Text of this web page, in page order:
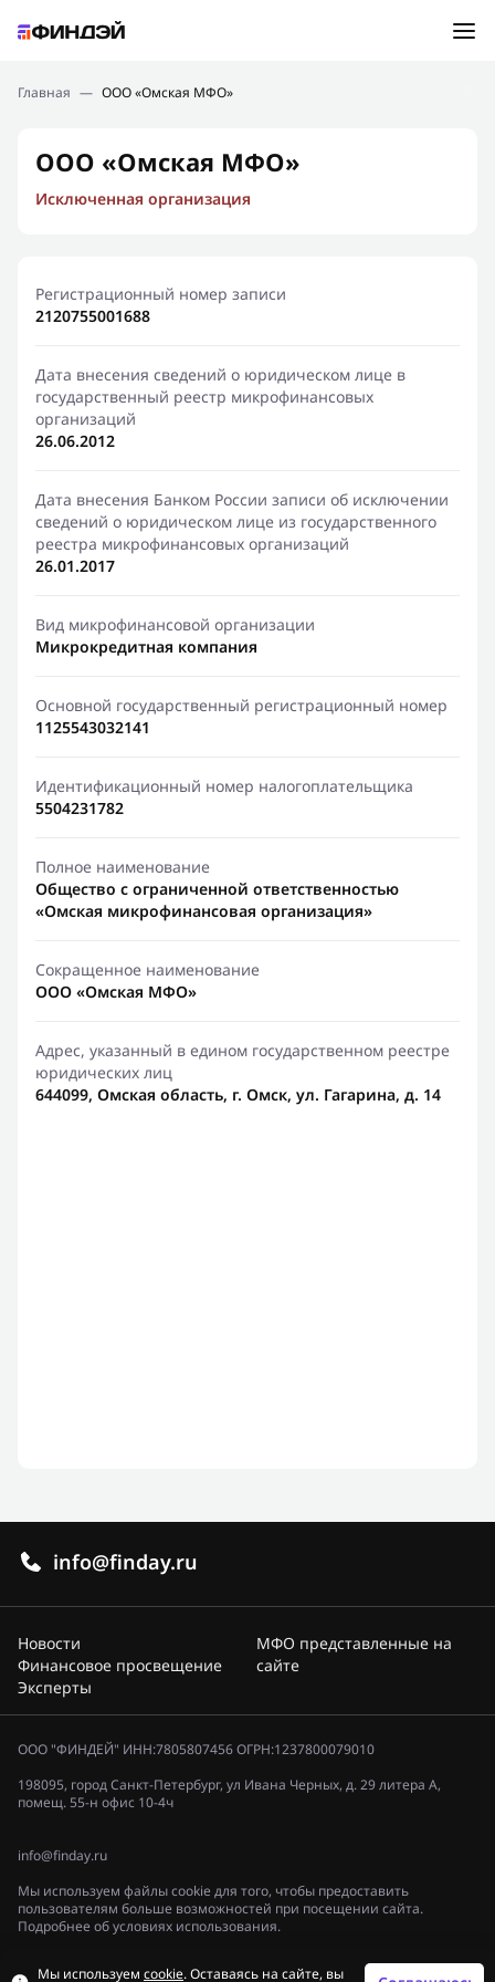
Подбор займа
Новости
Финансовое просвещение
Главная — ООО «Омская МФО»
ООО «Омская МФО»
Исключенная организация
Регистрационный номер записи
2120755001688
Дата внесения сведений о юридическом лице в
государственный реестр микрофинансовых
организаций
26.06.2012
Дата внесения Банком России записи об исключении
сведений о юридическом лице из государственного
реестра микрофинансовых организаций
26.01.2017
Вид микрофинансовой организации
Микрокредитная компания
Основной государственный регистрационный номер
1125543032141
Идентификационный номер налогоплательщика
5504231782
Полное наименование
Общество с ограниченной ответственностью
«Омская микрофинансовая организация»
Сокращенное наименование
ООО «Омская МФО»
Адрес, указанный в едином государственном реестре
юридических лиц
644099, Омская область, г. Омск, ул. Гагарина, д. 14
info@finday.ru
Новости
Финансовое просвещение
Эксперты
МФО представленные на
сайте
ООО "ФИНДЕЙ" ИНН:7805807456 ОГРН:1237800079010
198095, город Санкт-Петербург, ул Ивана Черных, д. 29 литера А,
помещ. 55-н офис 10-4ч
info@finday.ru
Мы используем файлы cookie для того, чтобы предоставить
пользователям больше возможностей при посещении сайта.
Подробнее об условиях использования.
Мы используем cookie. Оставаясь на сайте, вы
Ошибка:Контактная форма не найдена.
Спасибо, что написали нам
Мы свяжемся с Вами в ближайшее время и сообщим
результат
Отправить новый запрос